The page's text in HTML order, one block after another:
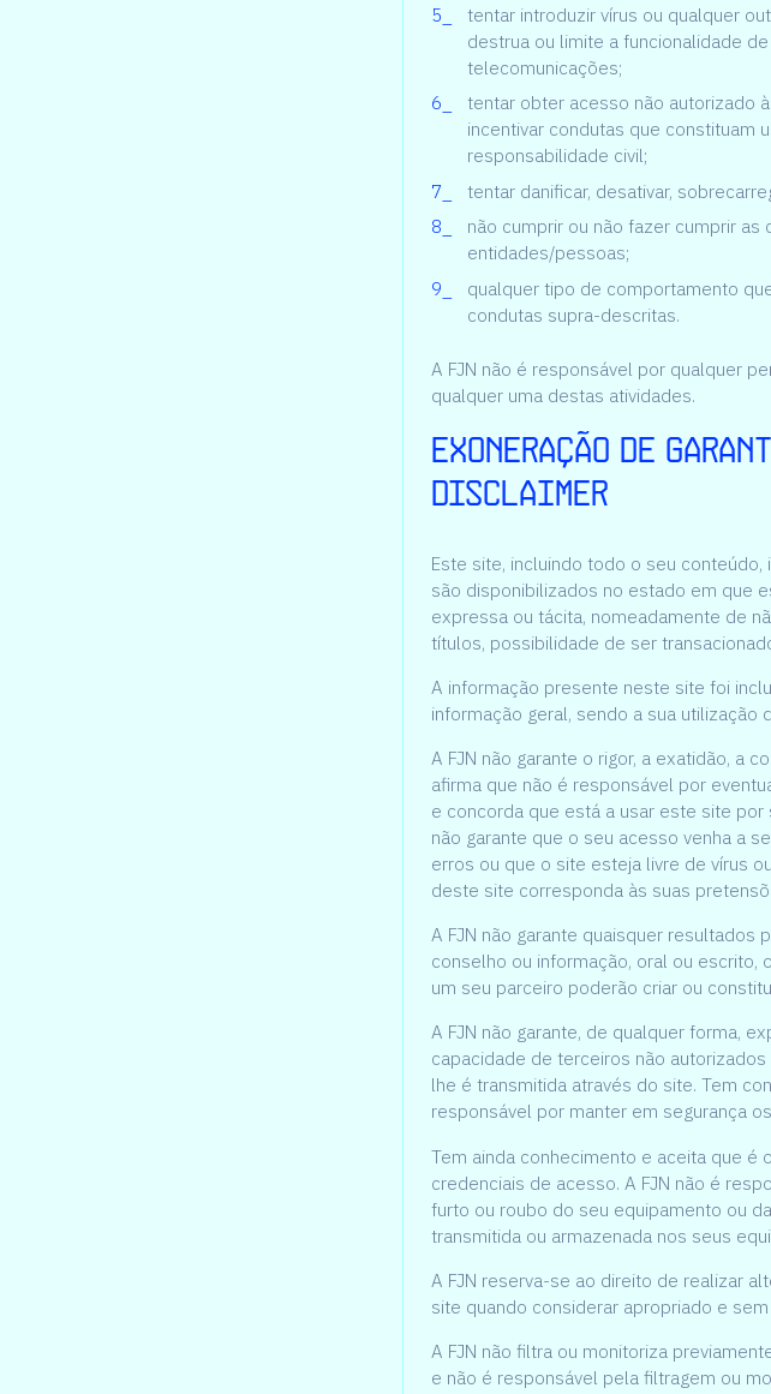
tentar introduzir vírus ou qualquer
destrua ou limite a funcionalidade
telecomunicações;
tentar obter acesso não autorizado
incentivar condutas que constituam
responsabilidade civil;
tentar danificar, desativar,
não cumprir ou não fazer cumprir
entidades/pessoas;
qualquer tipo de comportamento
condutas supra-descritas.
A FJN não é responsável por qualquer
qualquer uma destas atividades.
Exoneração de
disclaimer
Este site, incluindo todo o seu
são disponibilizados no estado em que
expressa ou tácita, nomeadamente de
títulos, possibilidade de ser
A informação presente neste site foi
informação geral, sendo a sua utilização
A FJN não garante o rigor, a exatidão, a
afirma que não é responsável por
e concorda que está a usar este site por
não garante que o seu acesso venha a
erros ou que o site esteja livre de vírus
deste site corresponda às suas
A FJN não garante quaisquer resultados
conselho ou informação, oral ou escrito,
um seu parceiro poderão criar ou
A FJN não garante, de qualquer forma,
capacidade de terceiros não
lhe é transmitida através do site. Tem
responsável por manter em segurança
Tem ainda conhecimento e aceita que é
credenciais de acesso. A FJN não é
furto ou roubo do seu equipamento ou
transmitida ou armazenada nos seus
A FJN reserva-se ao direito de realizar
site quando considerar apropriado e
A FJN não filtra ou monitoriza
e não é responsável pela filtragem ou